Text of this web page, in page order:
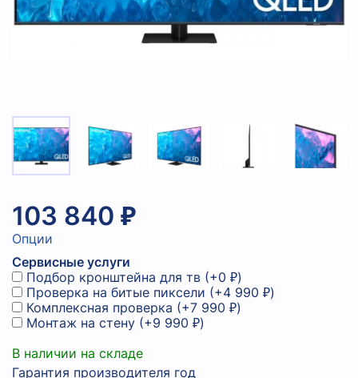
103 840 ₽
Опции
Сервисные услуги
Подбор кронштейна для тв (+0 ₽)
Проверка на битые пиксели (+4 990 ₽)
Комплексная проверка (+7 990 ₽)
Монтаж на стену (+9 990 ₽)
В наличии на складе
Гарантия производителя год